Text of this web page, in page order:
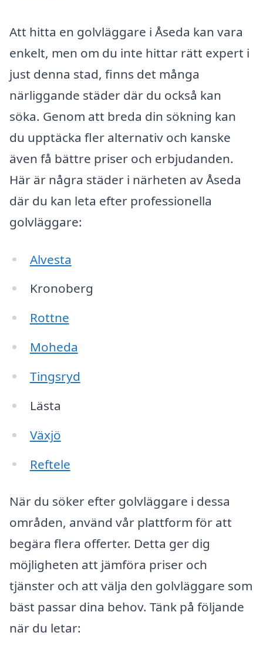
Att hitta en golvläggare i Åseda kan vara
enkelt, men om du inte hittar rätt expert i
just denna stad, finns det många
närliggande städer där du också kan
söka. Genom att breda din sökning kan
du upptäcka fler alternativ och kanske
även få bättre priser och erbjudanden.
Här är några städer i närheten av Åseda
där du kan leta efter professionella
golvläggare:
Alvesta
Kronoberg
Rottne
Moheda
Tingsryd
Lästa
Växjö
Reftele
När du söker efter golvläggare i dessa
områden, använd vår plattform för att
begära flera offerter. Detta ger dig
möjligheten att jämföra priser och
tjänster och att välja den golvläggare som
bäst passar dina behov. Tänk på följande
när du letar: